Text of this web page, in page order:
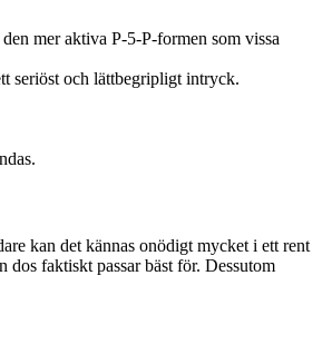
mer aktiva P-5-P-formen som vissa
seriöst och lättbegripligt intryck.
kan det kännas onödigt mycket i ett rent
faktiskt passar bäst för. Dessutom